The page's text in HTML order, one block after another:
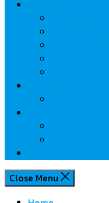
Close Menu